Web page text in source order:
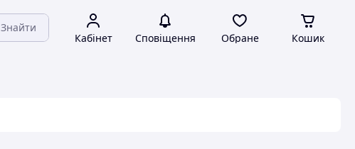
Знайти
Кабінет Сповіщення Обране Кошик